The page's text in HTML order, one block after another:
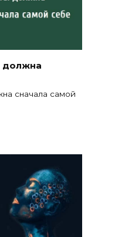
должна
сначала самой